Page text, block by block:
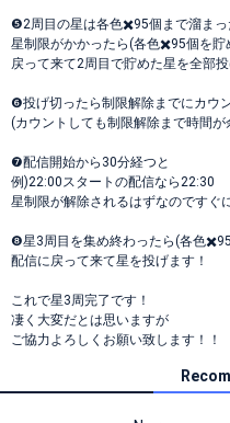
❺2周目の星は各色✖️95個まで溜まっ
星制限がかかったら(各色✖️95個を貯
戻って来て2周目で貯めた星を全部投
❻投げ切ったら制限解除までにカウ
(カウントしても制限解除まで時間
❼配信開始から30分経つと
例)22:00スタートの配信なら22:30
星制限が解除されるはずなのですぐ
❽星3周目を集め終わったら(各色
配信に戻って来て星を投げます！
これで星3周完了です！
凄く大変だとは思いますが
ご協力よろしくお願い致します！！